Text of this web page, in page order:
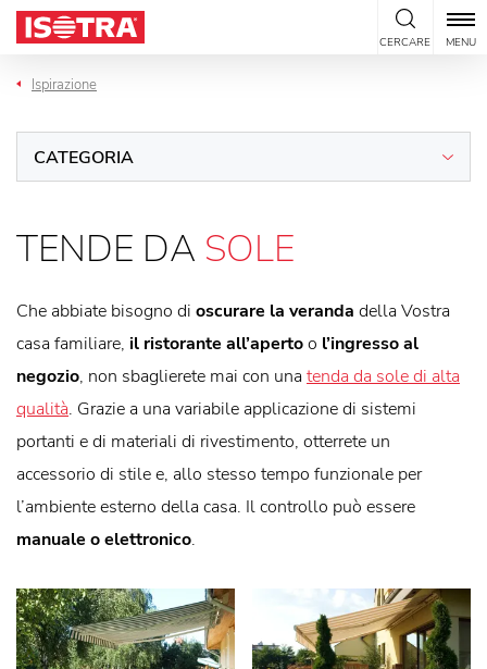
Vai al contenuto
CERCARE MENU
Ispirazione
CATEGORIA
TENDE DA SOLE
Che abbiate bisogno di oscurare la veranda della Vostra
casa familiare, il ristorante all’apertoo l’ingresso al
negozio, non sbaglierete mai con unatenda da sole di alta
qualità. Grazie a una variabile applicazione di sistemi
portanti e di materiali di rivestimento, otterrete un
accessorio di stile e, allo stesso tempo funzionale per
l’ambiente esterno della casa. Il controllo può essere
manuale o elettronico.